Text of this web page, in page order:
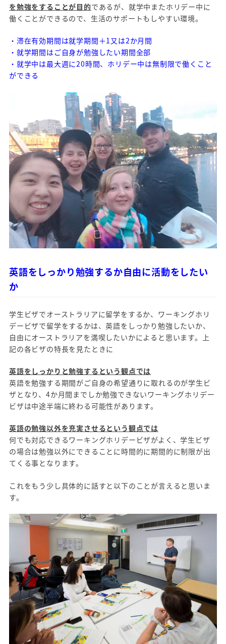
を勉強をすることが目的であるが、就学中またホリデー中に
働くことができるので、生活のサポートもしやすい環境。
・滞在有効期間は就学期間＋1又は2か月間
・就学期間はご自身が勉強したい期間全部
・就学中は最大週に20時間、ホリデー中は無制限で働くこと
ができる
英語をしっかり勉強するか自由に活動をしたい
か
学生ビザでオーストラリアに留学をするか、ワーキングホリ
デービザで留学をするかは、英語をしっかり勉強したいか、
自由にオーストラリアを満喫したいかによると思います。上
記の各ビザの特長を見たときに
英語をしっかりと勉強するという観点では
英語を勉強する期間がご自身の希望通りに取れるのが学生ビ
ザとなり、4か月間までしか勉強できないワーキングホリデー
ビザは中途半端に終わる可能性があります。
英語の勉強以外を充実させるという観点では
何でも対応できるワーキングホリデービザがよく、学生ビザ
の場合は勉強以外にできることに時間的に期間的に制限が出
てくる事となります。
これをもう少し具体的に話すと以下のことが言えると思いま
す。